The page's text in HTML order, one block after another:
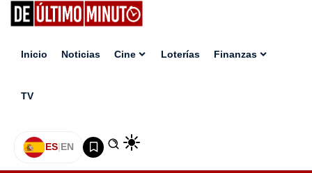
Inicio Noticias Cine Loterías Finanzas
TV
ES|EN